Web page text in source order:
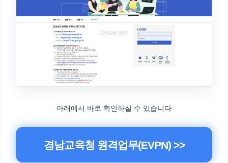
아래에서 바로 확인하실 수 있습니다
경남교육청 원격업무(EVPN) >>